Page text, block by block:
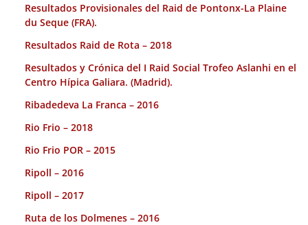
Resultados Provisionales del Raid de Pontonx-La Plaine
du Seque (FRA).
Resultados Raid de Rota – 2018
Resultados y Crónica del I Raid Social Trofeo Aslanhi en el
Centro Hípica Galiara. (Madrid).
Ribadedeva La Franca – 2016
Rio Frio – 2018
Rio Frio POR – 2015
Ripoll – 2016
Ripoll – 2017
Ruta de los Dolmenes – 2016